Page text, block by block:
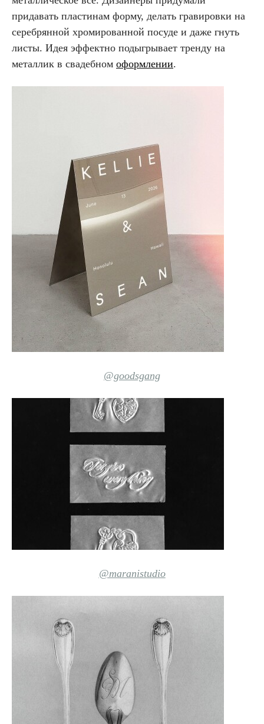
придавать пластинам форму, делать гравировки на
серебрянной хромированной посуде и даже гнуть
листы. Идея эффектно подыгрывает тренду на
металлик в свадебном оформлении.
@goodsgang
@maranistudio